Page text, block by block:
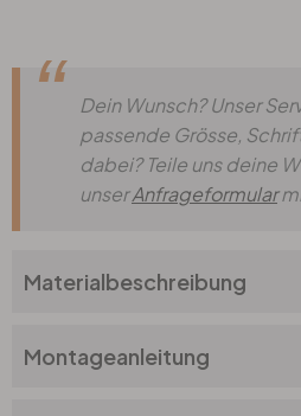
Dein Wunsch? Unser
passende Grösse,
dabei? Teile uns deine
unserAnfrageformular
Materialbeschreibung
Montageanleitung